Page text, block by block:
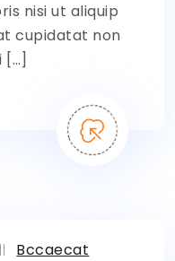
nisi ut aliquip
cupidatat non
[…]
Bccaecat